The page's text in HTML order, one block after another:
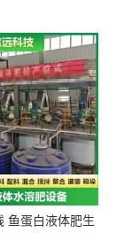
鱼蛋白液体肥生